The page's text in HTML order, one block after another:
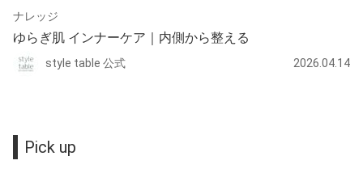
ナレッジ
ゆらぎ肌 インナーケア｜内側から整える
style table 公式 2026.04.14
Pick up